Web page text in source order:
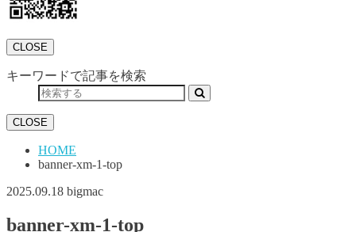
CLOSE
キーワードで記事を検索
CLOSE
HOME
banner-xm-1-top
2025.09.18 bigmac
banner-xm-1-top